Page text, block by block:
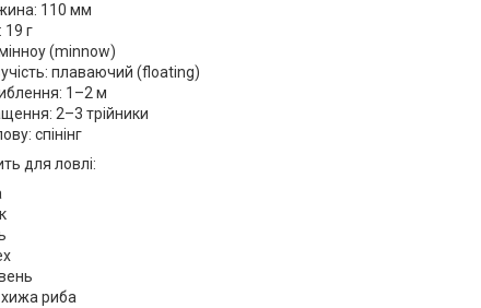
110 мм
19 г
(minnow)
плаваючий (floating)
1–2 м
2–3 трійники
спінінг
для ловлі:
хижа риба